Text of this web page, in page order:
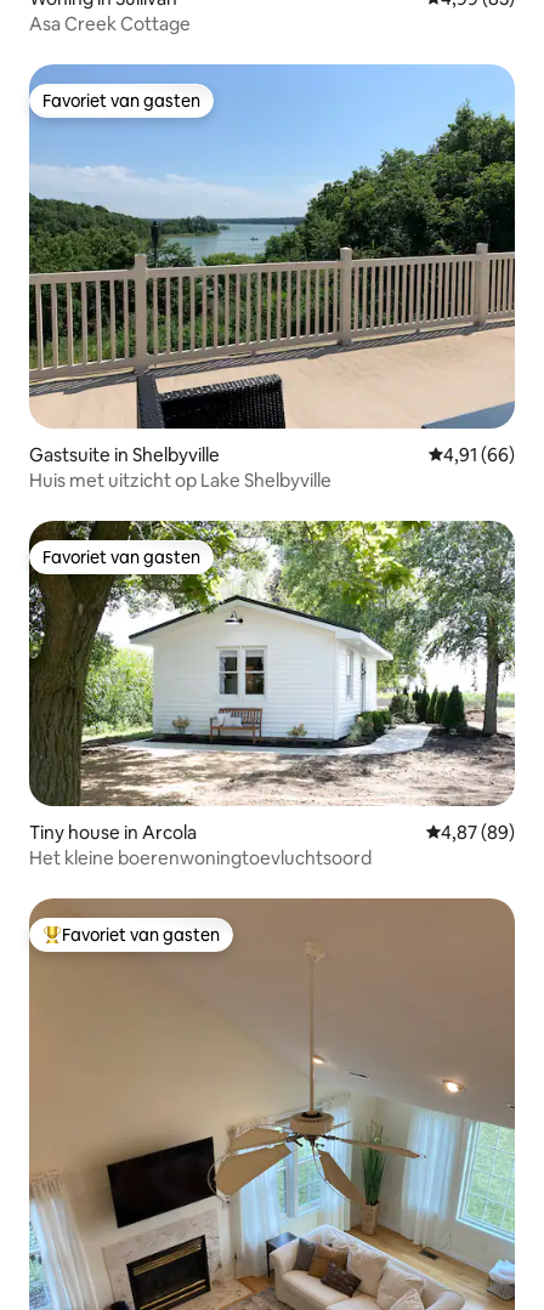
Asa Creek Cottage
Favoriet van gasten
Favoriet van gasten
Gastsuite in Shelbyville Gemiddelde
4,91 (66)
Huis met uitzicht op Lake Shelbyville
Favoriet van gasten
Favoriet van gasten
Tiny house in Arcola Gemiddelde
4,87 (89)
Het kleine boerenwoningtoevluchtsoord
Topfavoriet van gasten
Favoriet van gasten